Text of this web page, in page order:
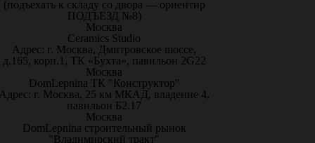
(подъехать к складу со двора — ориентир
ПОДЪЕЗД №8)
Москва
Ceramics Studio
Адрес: г. Москва, Дмитровское шоссе,
д.165, корп.1, ТК «Бухта», павильон 2G22
Москва
DomLepnina ТК "Конструктор"
г. Москва, 25 км МКАД, владение 4,
павильон Б2.17
Москва
DomLepnina строительный рынок
"Владимирский тракт"